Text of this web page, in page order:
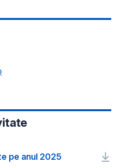
pe anul 2025